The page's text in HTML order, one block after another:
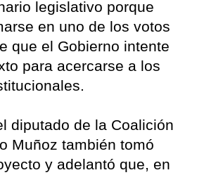
legislativo porque
en uno de los votos
que el Gobierno intente
para acercarse a los
diputado de la Coalición
Muñoz también tomó
y adelantó que, en